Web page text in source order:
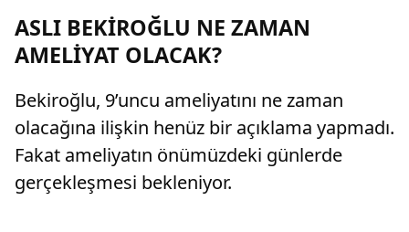
ASLI BEKİROĞLU NE ZAMAN
AMELİYAT OLACAK?
Bekiroğlu, 9’uncu ameliyatını ne zaman
olacağına ilişkin henüz bir açıklama yapmadı.
Fakat ameliyatın önümüzdeki günlerde
gerçekleşmesi bekleniyor.